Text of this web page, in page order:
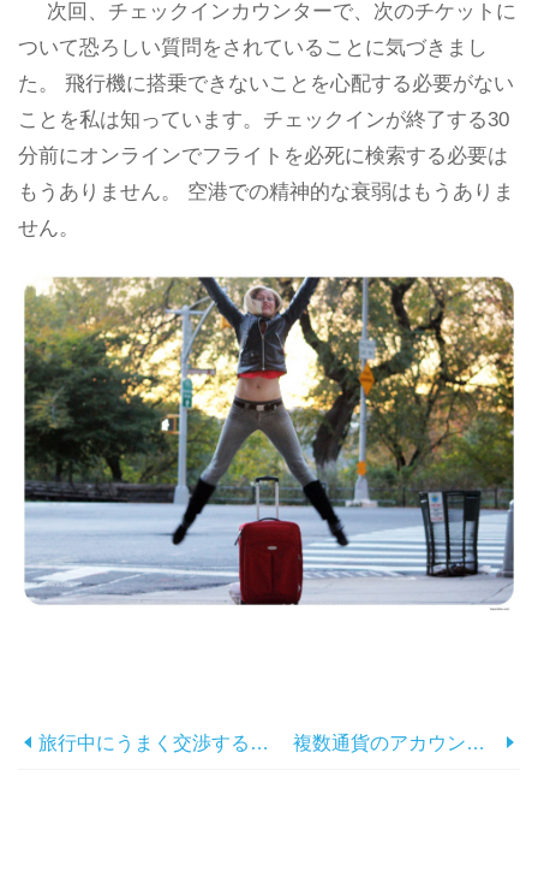
次回、チェックインカウンターで、次のチケットに
ついて恐ろしい質問をされていることに気づきまし
た。 飛行機に搭乗できないことを心配する必要がない
ことを私は知っています。チェックインが終了する30
分前にオンラインでフライトを必死に検索する必要は
もうありません。 空港での精神的な衰弱はもうありま
せん。
旅行中にうまく交渉する方法のヒント 複数通貨のアカウントで旅行のお金を節約：最良の選択への旅行者ガイド